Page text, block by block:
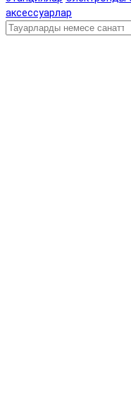
аксессуарлар